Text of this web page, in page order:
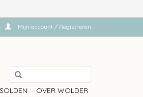
Mijn account / Registreren
SOLDEN OVER WOLDER